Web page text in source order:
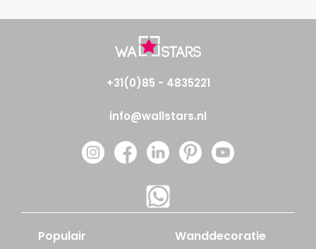
+31(0)85 - 4835221
info@wallstars.nl
Populair Wanddecoratie